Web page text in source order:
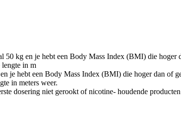
50 kg en je hebt een Body Mass Index (BMI) die
in m
je hebt een Body Mass Index (BMI) die hoger dan
in meters weer.
dosering niet gerookt of nicotine- houdende